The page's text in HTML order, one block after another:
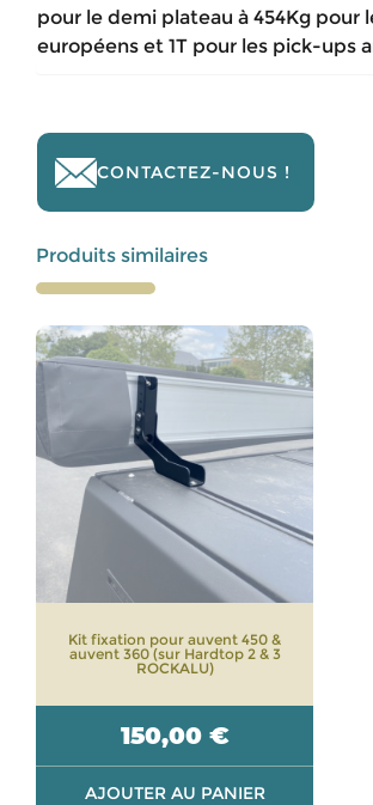
pour le demi plateau à 454Kg pour
européens et 1T pour les pick-ups
CONTACTEZ-NOUS !
Produits similaires
Kit fixation pour auvent 450 &
auvent 360 (sur Hardtop 2 & 3
ROCKALU)
150,00 €
AJOUTER AU PANIER